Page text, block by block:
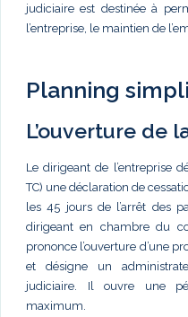
judiciaire est destinée à
l’entreprise, le maintien de
Planning
L’ouverture de
Le dirigeant de l’entreprise
TC) une déclaration de
les 45 jours de l’arrêt des
dirigeant en chambre du
prononce l’ouverture d’une
et désigne un
judiciaire. Il ouvre une
maximum.